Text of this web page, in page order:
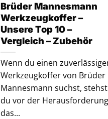
Brüder Mannesmann
Werkzeugkoffer –
Unsere Top 10 –
Vergleich – Zubehör
Wenn du einen
Werkzeugkoffer von Brüder
Mannesmann suchst, stehst
du vor der
das...